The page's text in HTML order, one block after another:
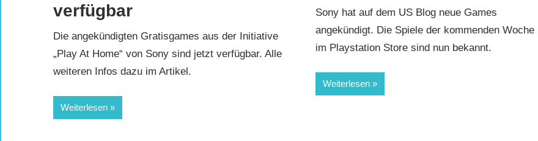
verfügbar
Die angekündigten Gratisgames aus der Initiative
„Play At Home“ von Sony sind jetzt verfügbar. Alle
weiteren Infos dazu im Artikel.
Weiterlesen
Sony hat auf dem US Blog neue Games
angekündigt. Die Spiele der kommenden Woche
im Playstation Store sind nun bekannt.
Weiterlesen